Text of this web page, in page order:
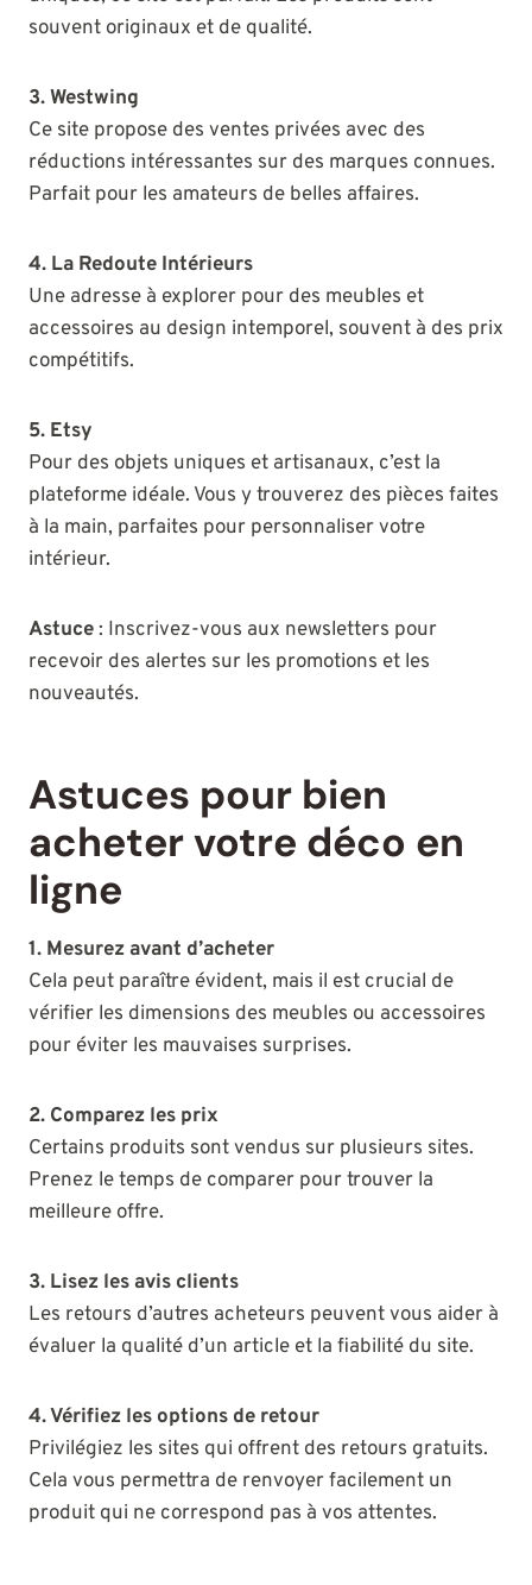
souvent originaux et de qualité.
3. Westwing
Ce site propose des ventes privées avec des
réductions intéressantes sur des marques connues.
Parfait pour les amateurs de belles affaires.
4. La Redoute Intérieurs
Une adresse à explorer pour des meubles et
accessoires au design intemporel, souvent à des prix
compétitifs.
5. Etsy
Pour des objets uniques et artisanaux, c’est la
plateforme idéale. Vous y trouverez des pièces faites
à la main, parfaites pour personnaliser votre
intérieur.
Astuce: Inscrivez-vous aux newsletters pour
recevoir des alertes sur les promotions et les
nouveautés.
Astuces pour bien
acheter votre déco en
ligne
1. Mesurez avant d’acheter
Cela peut paraître évident, mais il est crucial de
vérifier les dimensions des meubles ou accessoires
pour éviter les mauvaises surprises.
2. Comparez les prix
Certains produits sont vendus sur plusieurs sites.
Prenez le temps de comparer pour trouver la
meilleure offre.
3. Lisez les avis clients
Les retours d’autres acheteurs peuvent vous aider à
évaluer la qualité d’un article et la fiabilité du site.
4. Vérifiez les options de retour
Privilégiez les sites qui offrent des retours gratuits.
Cela vous permettra de renvoyer facilement un
produit qui ne correspond pas à vos attentes.